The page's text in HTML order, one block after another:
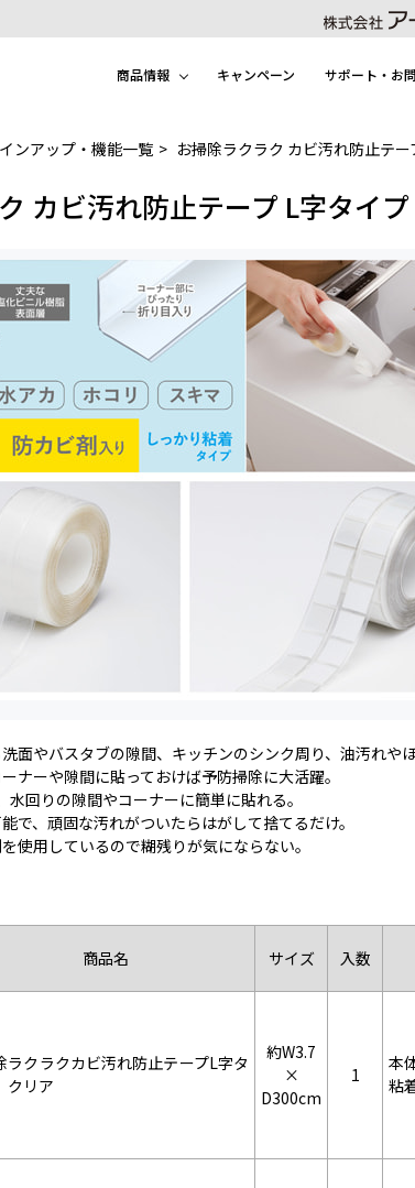
商品情報 キャンペーン サポート・お
ンアップ・機能一覧 お掃除ラクラク カビ汚れ防止テ
カビ汚れ防止テープ L字タイプ
面やバスタブの隙間、キッチンのシンク周り、油汚れや
ナーや隙間に貼っておけば予防掃除に大活躍。
水回りの隙間やコーナーに簡単に貼れる。
で、頑固な汚れがついたらはがして捨てるだけ。
使用しているので糊残りが気にならない。
商品名 サイズ 入数
ラクラクカビ汚れ防止テープL字タ
リア
約W3.7
×
D300cm
1
本
粘